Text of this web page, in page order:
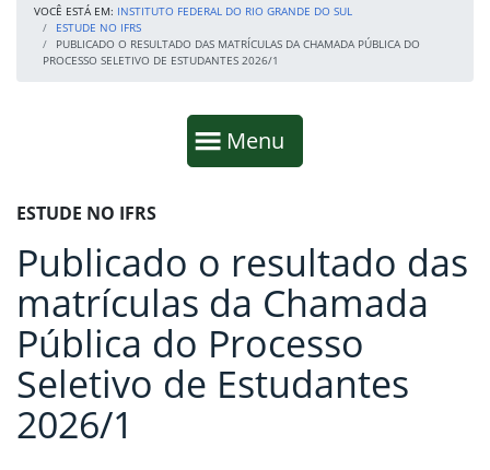
VOCÊ ESTÁ EM: INSTITUTO FEDERAL DO RIO GRANDE DO SUL
ESTUDE NO IFRS
PUBLICADO O RESULTADO DAS MATRÍCULAS DA CHAMADA PÚBLICA DO
PROCESSO SELETIVO DE ESTUDANTES 2026/1
Mostrar
Menu
Fim da navegação
Início do conteúdo
ESTUDE NO IFRS
Publicado o resultado das
matrículas da Chamada
Pública do Processo
Seletivo de Estudantes
2026/1